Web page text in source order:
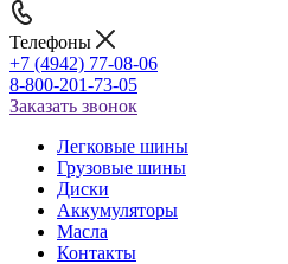
Телефоны
+7 (4942) 77-08-06
8-800-201-73-05
Заказать звонок
Легковые шины
Грузовые шины
Диски
Аккумуляторы
Масла
Контакты